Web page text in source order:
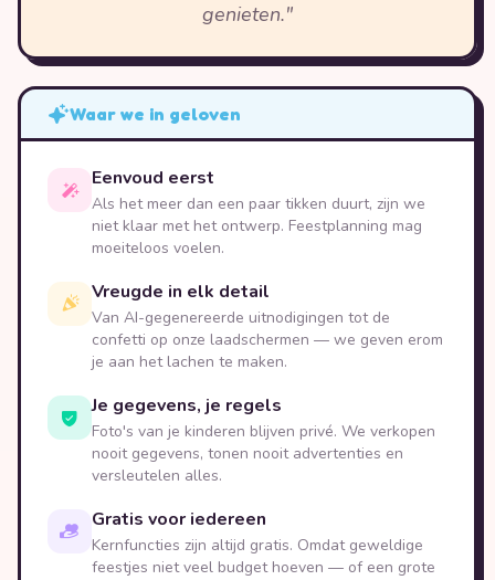
genieten."
Waar we in geloven
Eenvoud eerst
Als het meer dan een paar tikken duurt, zijn we
niet klaar met het ontwerp. Feestplanning mag
moeiteloos voelen.
Vreugde in elk detail
Van AI-gegenereerde uitnodigingen tot de
confetti op onze laadschermen — we geven erom
je aan het lachen te maken.
Je gegevens, je regels
Foto's van je kinderen blijven privé. We verkopen
nooit gegevens, tonen nooit advertenties en
versleutelen alles.
Gratis voor iedereen
Kernfuncties zijn altijd gratis. Omdat geweldige
feestjes niet veel budget hoeven — of een grote